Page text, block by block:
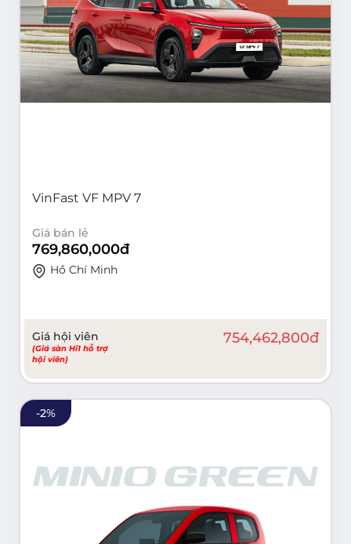
VinFast VF MPV 7
Giá bán lẻ
769,860,000đ
Hồ Chí Minh
Giá hội viên
(Giá sàn Hi1 hỗ trợ
hội viên)
754,462,800đ
-2%